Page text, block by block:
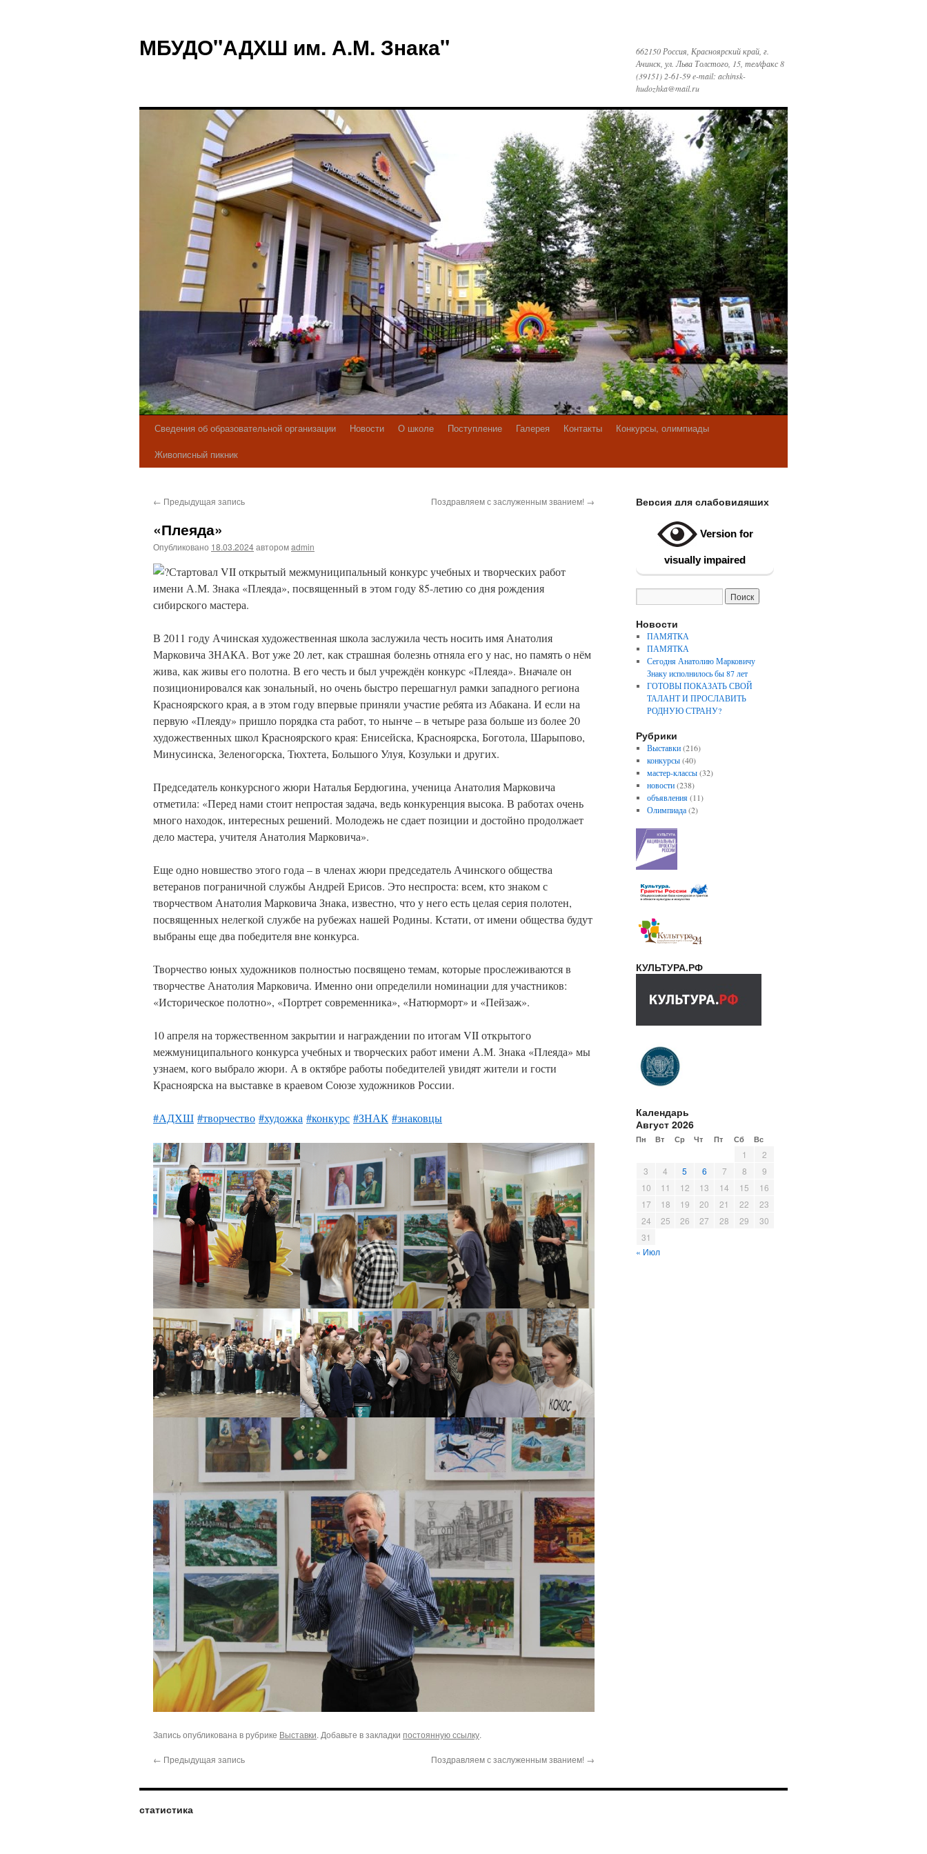
содержимому
МБУДО"АДХШ им. А.М. Знака"
662150 Россия, Красноярский край, г.
Ачинск, ул. Льва Толстого, 15, тел/факс 8
(39151) 2-61-59 e-mail: achinsk-
hudozhka@mail.ru
Сведения об образовательной организации Новости О школе Поступление Галерея Контакты
Конкурсы, олимпиады
Живописный пикник
← Предыдущая запись Поздравляем с заслуженным званием! →
«Плеяда»
Опубликовано 18.03.2024авторомadmin
Стартовал VII открытый межмуниципальный конкурс учебных и творческих работ
имени А.М. Знака «Плеяда», посвященный в этом году 85-летию со дня рождения
сибирского мастера.
В 2011 году Ачинская художественная школа заслужила честь носить имя Анатолия
Марковича ЗНАКА. Вот уже 20 лет, как страшная болезнь отняла его у нас, но память о нём
жива, как живы его полотна. В его честь и был учреждён конкурс «Плеяда». Вначале он
позиционировался как зональный, но очень быстро перешагнул рамки западного региона
Красноярского края, а в этом году впервые приняли участие ребята из Абакана. И если на
первую «Плеяду» пришло порядка ста работ, то нынче – в четыре раза больше из более 20
художественных школ Красноярского края: Енисейска, Красноярска, Боготола, Шарыпово,
Минусинска, Зеленогорска, Тюхтета, Большого Улуя, Козульки и других.
Председатель конкурсного жюри Наталья Бердюгина, ученица Анатолия Марковича
отметила: «Перед нами стоит непростая задача, ведь конкуренция высока. В работах очень
много находок, интересных решений. Молодежь не сдает позиции и достойно продолжает
дело мастера, учителя Анатолия Марковича».
Еще одно новшество этого года – в членах жюри председатель Ачинского общества
ветеранов пограничной службы Андрей Ерисов. Это неспроста: всем, кто знаком с
творчеством Анатолия Марковича Знака, известно, что у него есть целая серия полотен,
посвященных нелегкой службе на рубежах нашей Родины. Кстати, от имени общества будут
выбраны еще два победителя вне конкурса.
Творчество юных художников полностью посвящено темам, которые прослеживаются в
творчестве Анатолия Марковича. Именно они определили номинации для участников:
«Историческое полотно», «Портрет современника», «Натюрморт» и «Пейзаж».
10 апреля на торжественном закрытии и награждении по итогам VII открытого
межмуниципального конкурса учебных и творческих работ имени А.М. Знака «Плеяда» мы
узнаем, кого выбрало жюри. А в октябре работы победителей увидят жители и гости
Красноярска на выставке в краевом Союзе художников России.
#АДХШ #творчество #художка #конкурс #ЗНАК #знаковцы
Запись опубликована в рубрике Выставки. Добавьте в закладки постоянную ссылку.
← Предыдущая запись Поздравляем с заслуженным званием! →
Версия для слабовидящих
Version for
visually impaired
Новости
ПАМЯТКА
ПАМЯТКА
Сегодня Анатолию Марковичу
Знаку исполнилось бы 87 лет
ГОТОВЫ ПОКАЗАТЬ СВОЙ
ТАЛАНТ И ПРОСЛАВИТЬ
РОДНУЮ СТРАНУ?
Рубрики
Выставки(216)
конкурсы(40)
мастер-классы(32)
новости(238)
объявления(11)
Олимпиада(2)
КУЛЬТУРА.РФ
Календарь
Август 2026
Пн Вт Ср Чт Пт Сб Вс
1
2
3
4 5 6 7 8
9
10
11 12 13 14 15
16
17
18 19 20 21 22
23
24
25 26 27 28 29
30
31
« Июл
статистика